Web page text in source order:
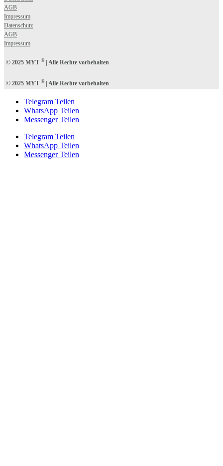
AGB
Impressum
Datenschutz
AGB
Impressum
© 2025 MYT ®| Alle Rechte vorbehalten
© 2025 MYT ®| Alle Rechte vorbehalten
Telegram Teilen
WhatsApp Teilen
Messenger Teilen
Telegram Teilen
WhatsApp Teilen
Messenger Teilen